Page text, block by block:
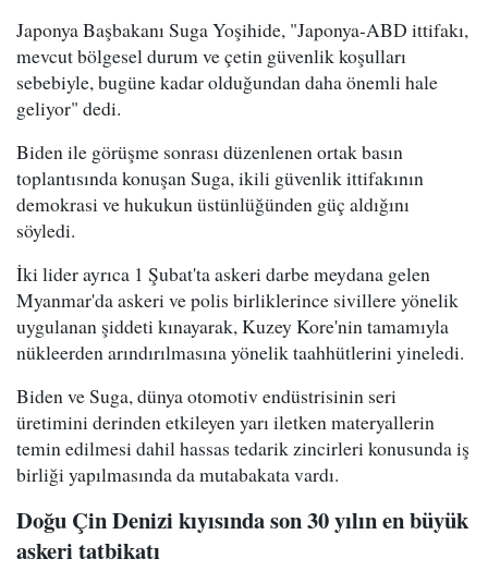
Japonya Başbakanı Suga Yoşihide, "Japonya-ABD ittifakı,
mevcut bölgesel durum ve çetin güvenlik koşulları
sebebiyle, bugüne kadar olduğundan daha önemli hale
geliyor" dedi.
Biden ile görüşme sonrası düzenlenen ortak basın
toplantısında konuşan Suga, ikili güvenlik ittifakının
demokrasi ve hukukun üstünlüğünden güç aldığını
söyledi.
İki lider ayrıca 1 Şubat'ta askeri darbe meydana gelen
Myanmar'da askeri ve polis birliklerince sivillere yönelik
uygulanan şiddeti kınayarak, Kuzey Kore'nin tamamıyla
nükleerden arındırılmasına yönelik taahhütlerini yineledi.
Biden ve Suga, dünya otomotiv endüstrisinin seri
üretimini derinden etkileyen yarı iletken materyallerin
temin edilmesi dahil hassas tedarik zincirleri konusunda iş
birliği yapılmasında da mutabakata vardı.
Doğu Çin Denizi kıyısında son 30 yılın en büyük
askeri tatbikatı